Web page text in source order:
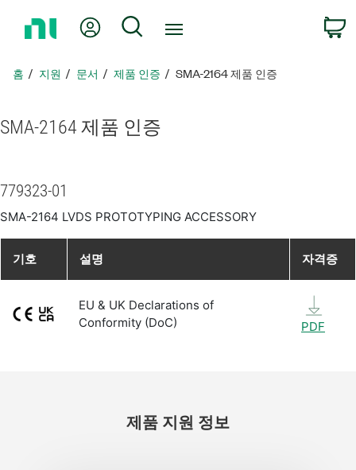
지
아
내 계정 검색
홈 지원 문서 제품 인증 SMA-2164 제품 인증
SMA-2164 제품 인증
779323-01
SMA-2164 LVDS PROTOTYPING ACCESSORY
기호 설명 자격증
EU & UK Declarations of
Conformity (DoC)
PDF
제품 지원 정보